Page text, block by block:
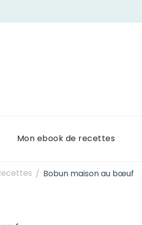
Mon ebook de recettes
/ Bobun maison au bœuf